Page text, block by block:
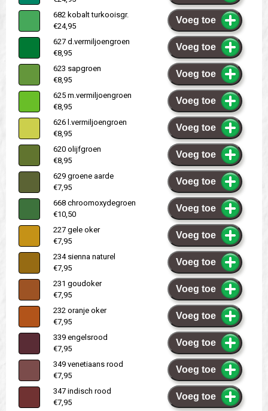
682 kobalt turkooisgr.
€24,95
Voeg toe
627 d.vermiljoengroen
€8,95
Voeg toe
623 sapgroen
€8,95
Voeg toe
625 m.vermiljoengroen
€8,95
Voeg toe
626 l.vermiljoengroen
€8,95
Voeg toe
620 olijfgroen
€8,95
Voeg toe
629 groene aarde
€7,95
Voeg toe
668 chroomoxydegroen
€10,50
Voeg toe
227 gele oker
€7,95
Voeg toe
234 sienna naturel
€7,95
Voeg toe
231 goudoker
€7,95
Voeg toe
232 oranje oker
€7,95
Voeg toe
339 engelsrood
€7,95
Voeg toe
349 venetiaans rood
€7,95
Voeg toe
347 indisch rood
€7,95
Voeg toe